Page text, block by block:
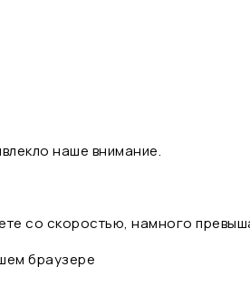
наше внимание.
со скоростью, намного
браузере